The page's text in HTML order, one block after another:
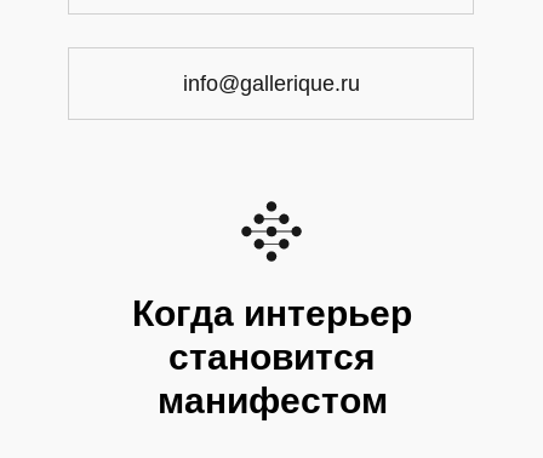
Когда интерьер
становится
манифестом
info@gallerique.ru